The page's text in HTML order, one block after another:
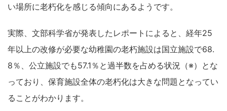
い場所に老朽化を感じる傾向にあるようです。
実際、文部科学省が発表したレポートによると、経年25
年以上の改修が必要な幼稚園の老朽施設は国立施設で68.
8％、公立施設でも57.1％と過半数を占める状況（※）とな
っており、保育施設全体の老朽化は大きな問題となってい
ることがわかります。